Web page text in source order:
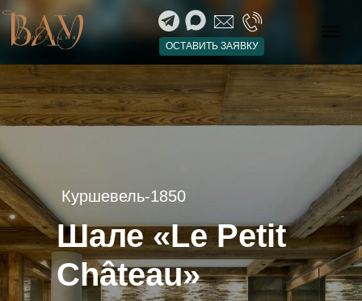
ОСТАВИТЬ ЗАЯВКУ
Шале «Le Petit
Château»
Куршевель-1850
Основное Спальни
Сервисы
Даты и стоимость